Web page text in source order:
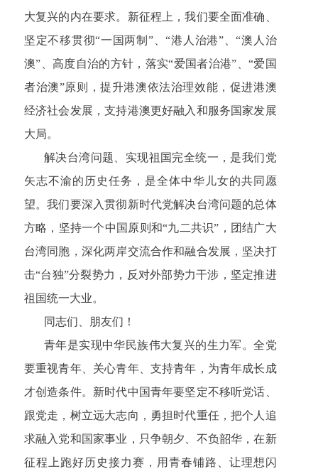
大复兴的内在要求。新征程上，我们要全面准确、
坚定不移贯彻“一国两制”、“港人治港”、“澳人治
澳”、高度自治的方针，落实“爱国者治港”、“爱国
者治澳”原则，提升港澳依法治理效能，促进港澳
经济社会发展，支持港澳更好融入和服务国家发展
大局。
解决台湾问题、实现祖国完全统一，是我们党
矢志不渝的历史任务，是全体中华儿女的共同愿
望。我们要深入贯彻新时代党解决台湾问题的总体
方略，坚持一个中国原则和“九二共识”，团结广大
台湾同胞，深化两岸交流合作和融合发展，坚决打
击“台独”分裂势力，反对外部势力干涉，坚定推进
祖国统一大业。
同志们、朋友们！
青年是实现中华民族伟大复兴的生力军。全党
要重视青年、关心青年、支持青年，为青年成长成
才创造条件。新时代中国青年要坚定不移听党话、
跟党走，树立远大志向，勇担时代重任，把个人追
求融入党和国家事业，只争朝夕、不负韶华，在新
征程上跑好历史接力赛，用青春铺路、让理想闪